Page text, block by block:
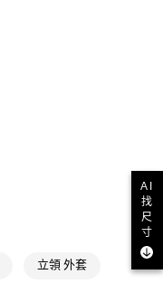
立領 外套
AI
找
尺
寸